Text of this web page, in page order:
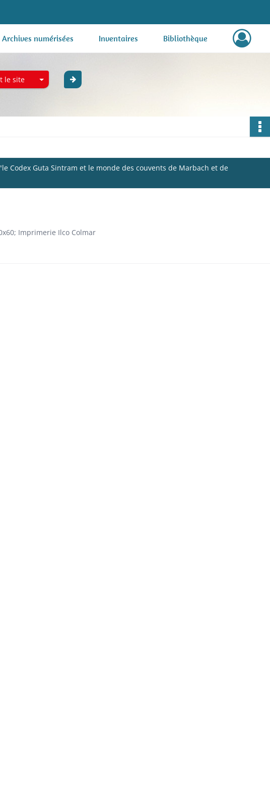
Archives numérisées Inventaires Bibliothèque
le site
Codex Guta Sintram et le monde des couvents de Marbach et de
Imprimerie Ilco Colmar